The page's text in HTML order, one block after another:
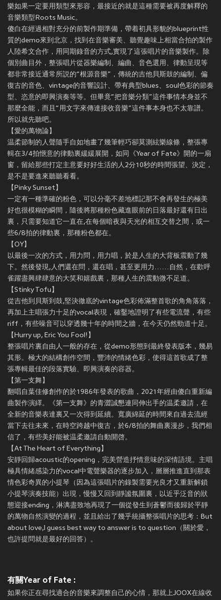
樂如果一定要用類型來形容，最接近的就是這種需要被再度解釋的
音樂類型Roots Music。
傻白在經過相對充分的前製作期準備，帶着初具形貌的blueprint性
質的demo來到北京，找到在音樂審美、聽覺趣味上相當合拍的製作
人陸希文合作，用同期錄音的方式,實現了這張唱片的音樂製作。除
個別曲目外，整張唱片從器樂編制、編曲、音色選用、律動呈現等
都非常接近通常所説的“根源音樂”，傳統的吉他貝斯鼓的編制、偏
復古的音色、vintage的音響設計、帶有典型blues、soul色彩的節奏
型、恣意的即興演奏等等。但畢竟“把音樂分類”這件事情本身並不
那麼全能，而且“用文字來傳達接收音樂”這件事本身也不太靠譜。
所以就先聽吧。
【愛的萬物論】
温柔節制的人聲隨手自如地畫了幾筆輕巧卻莫測絃樂線條，整張專
輯在3/4拍愜意的律動裏緩緩展開，如同《Year of Fate》開的一扇
窗，留給那些打定主意要好好生活的人2分10秒的時間張望、決定，
是不是要進來聽聽看看。
【Pinky Sunset】
一定有一種準確的粉色，可以分毫不差地標記那不會再發生的極美
好也很模糊的瞬間，隨後將那種粉色藏進眼前的日落最好還有日出
裏，只需要知道它一直在,在每個暗夜與天光的相互交替之間，或一
些6/8拍的律動裏，那種粉色都在。
【OY】
以最後一次的方式，用力問，用力唱，於是人生的大背板震動了幾
下。然後發現,人們還在問，還在唱，甚至更用力……自然，在歡呼
雀躍盡興肆肆意的大笑和嬉戲裏，那種人生的震動微不足道。
【Stinky Tofu】
從吉他到貝斯到鼓,堅決徹底的vintage色彩佈滿整首歌的角角落落，
再加上主唱張力十足的vocal表現，確鑿地證明了有些電流聲，有些
riff，有些噪音可以穿透幾十年的時間之牆，在今天仍然勁道十足。
【Hurry up, Eric You Fool!】
整張唱片裏自由人一般的存在，從demo形態到最終發表版本，幾易
其形。極大的結構創作空間，豐沛的情緒色彩，使得這首歌成了整
張專輯最佳的段落實驗、即興演奏的容器。
【第一支舞】
翻唱自葉佳修創作的於1986年發表的歌曲，2021年經由傻白重新編
曲製作演繹。《第一支舞》的青澀誠懇連同伸出手的温柔邀請，在
全新的音樂表達裏又一次得到延續。寬廣綿延的時間來自過去流經
當下去往未來，在時空跨越中復古，於6/8拍的舞曲裏漫步，我們相
信了，有些美好能被温柔邀請自動開啓。
【At The Heart of Everything】
安靜回歸acoustic的opening，完美營造抒情意味的深情語境。主唱
極具情緒感染力的vocal中電聲樂器的逐步加入，層層推進直到那表
情色彩奇異的小提琴（因為這張唱片的錄製需要光良才又重新解鎖
小提琴演奏技能）出現，慢慢又回到靜謐氛圍裏，以近乎泛音的狀
態迎接ending，淋漓盡致地再現了一個從發生到蒼鬱而後歸於平靜
的萬物自然演變的過程，並且給出了幾乎統攝整張唱片的思考：But
about love,I guess best way to answer is to question（關於愛，
也許提問就是最好的回答）。
有關Year of Fate :
如果你正在尋找適合的音樂來調整自己的心情，那就上JOOX在線收